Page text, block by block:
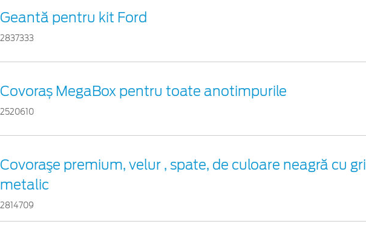
Geantă pentru kit Ford
2837333
Covoraș MegaBox pentru toate anotimpurile
2520610
Covoraşe premium, velur , spate, de culoare neagră cu gri
metalic
2814709